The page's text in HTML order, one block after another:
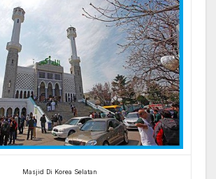
Masjid Di Korea Selatan